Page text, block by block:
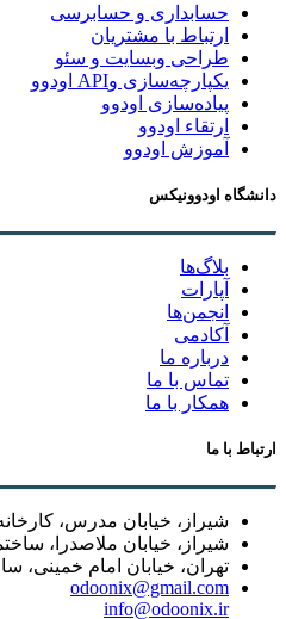
حسابداری و حسابرسی
ارتباط با مشتریان
طراحی وبسایت و سئو
یکپارچه‌سازی وAPI اودوو
پیاده‌سازی اودوو
ارتقاء اودوو
آموزش اودوو
دانشگاه اودوونیکس
بلاگ‌ها
آپارات
انجمن‌ها
آکادمی
درباره ما
تماس با ما
همکار با ما
ارتباط با ما
شیراز، خیابان مدرس،
شیراز، خیابان ملاصدرا،
تهران، خیابان امام خمینی،
odoonix@gmail.com
info@odoonix.ir